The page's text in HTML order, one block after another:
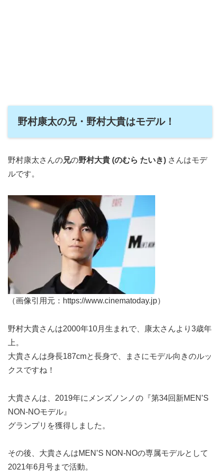
野村康太の兄・野村大貴はモデル！
野村康太さんの兄の野村大貴 (のむら たいき) さんはモデ
ルです。
（画像引用元：https://www.cinematoday.jp）
野村大貴さんは2000年10月生まれで、康太さんより3歳年
上。
大貴さんは身長187cmと長身で、まさにモデル向きのルッ
クスですね！
大貴さんは、2019年にメンズノンノの『第34回新MEN’S
NON-NOモデル』
グランプリを獲得しました。
その後、大貴さんはMEN’S NON-NOの専属モデルとして
2021年6月号まで活動。